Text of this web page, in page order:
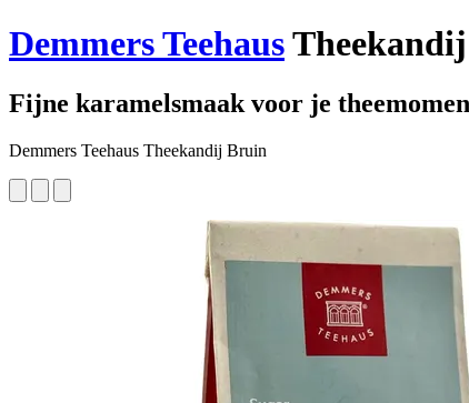
Demmers Teehaus
Fijne karamelsmaak voor je
Demmers Teehaus Theekandij Bruin